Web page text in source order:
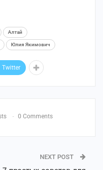
Алтай
Юлия Якимович
Twitter
0 Comments
NEXT POST